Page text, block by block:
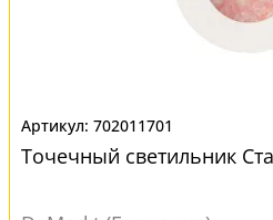
702011701
Точечный светильник